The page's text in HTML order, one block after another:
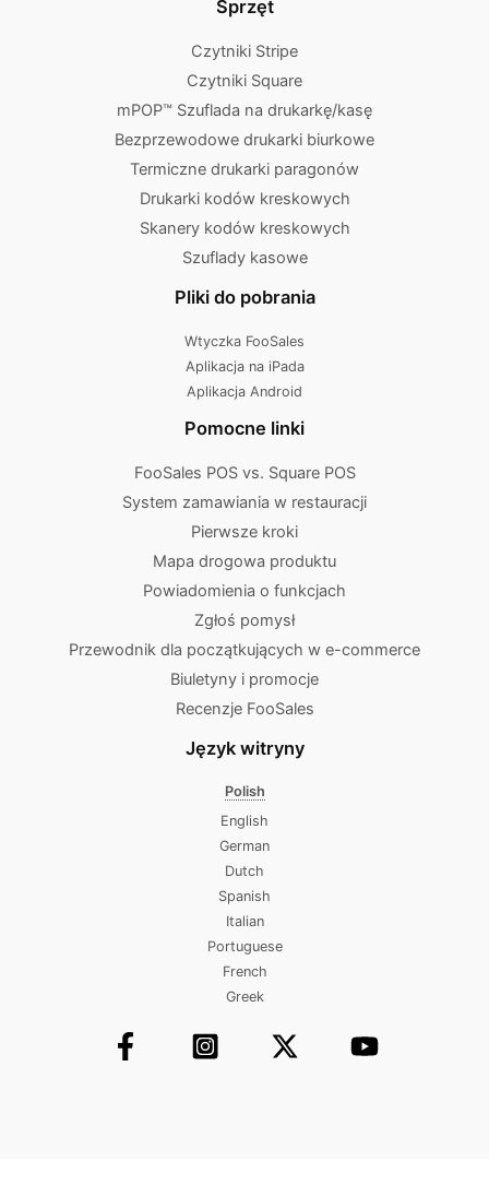
Sprzęt
Czytniki Stripe
Czytniki Square
mPOP™ Szuflada na drukarkę/kasę
Bezprzewodowe drukarki biurkowe
Termiczne drukarki paragonów
Drukarki kodów kreskowych
Skanery kodów kreskowych
Szuflady kasowe
Pliki do pobrania
Wtyczka FooSales
Aplikacja na iPada
Aplikacja Android
Pomocne linki
FooSales POS vs. Square POS
System zamawiania w restauracji
Pierwsze kroki
Mapa drogowa produktu
Powiadomienia o funkcjach
Zgłoś pomysł
Przewodnik dla początkujących w e-commerce
Biuletyny i promocje
Recenzje FooSales
Język witryny
Polish
English
German
Dutch
Spanish
Italian
Portuguese
French
Greek